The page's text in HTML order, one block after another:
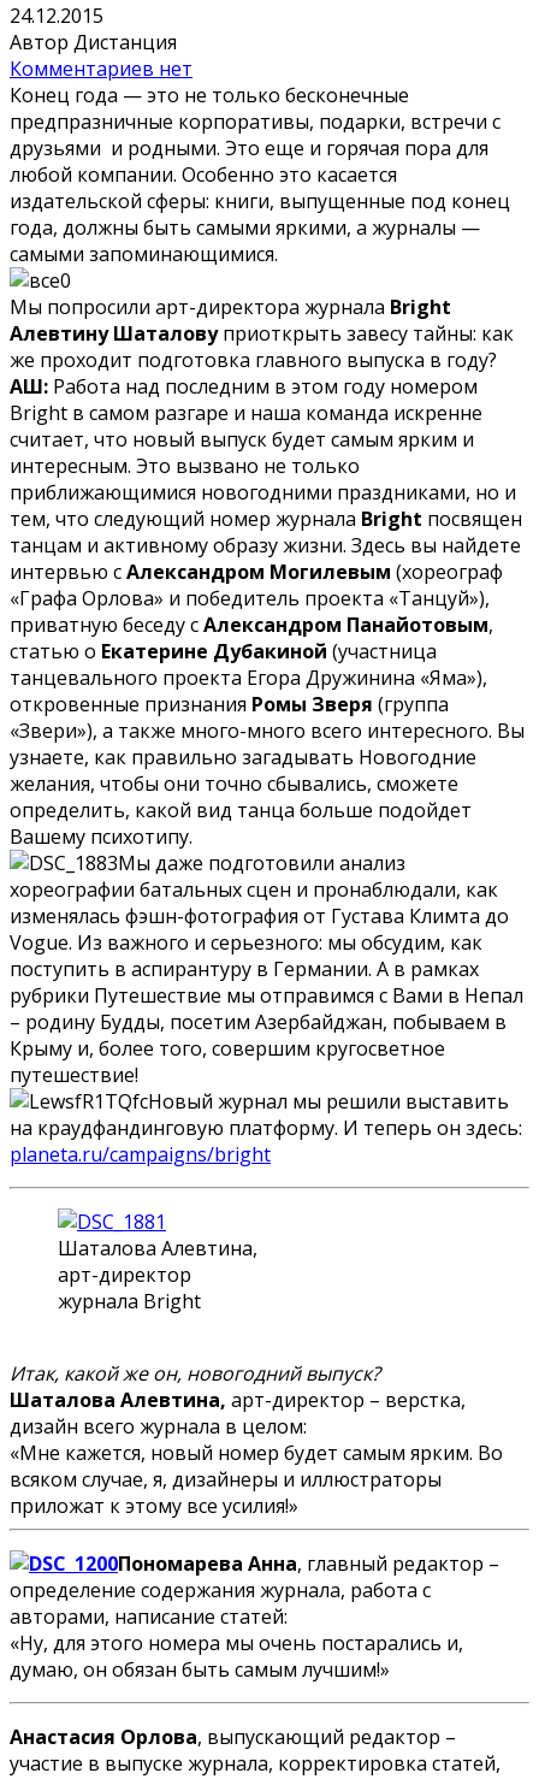
24.12.2015
Автор Дистанция
Комментариев нет
Конец года — это не только бесконечные
предпразничные корпоративы, подарки, встречи с
друзьями и родными. Это еще и горячая пора для
любой компании. Особенно это касается
издательской сферы: книги, выпущенные под конец
года, должны быть самыми яркими, а журналы —
самыми запоминающимися.
Мы попросили арт-директора журнала Bright
Алевтину Шаталовуприоткрыть завесу тайны: как
же проходит подготовка главного выпуска в году?
АШ: Работа над последним в этом году номером
Bright в самом разгаре и наша команда искренне
считает, что новый выпуск будет самым ярким и
интересным. Это вызвано не только
приближающимися новогодними праздниками, но и
тем, что следующий номер журнала Bright посвящен
танцам и активному образу жизни. Здесь вы найдете
интервью сАлександром Могилевым (хореограф
«Графа Орлова» и победитель проекта «Танцуй»),
приватную беседу сАлександром Панайотовым,
статью о Екатерине Дубакиной (участница
танцевального проекта Егора Дружинина «Яма»),
откровенные признания Ромы Зверя (группа
«Звери»), а также много-много всего интересного. Вы
узнаете, как правильно загадывать Новогодние
желания, чтобы они точно сбывались, сможете
определить, какой вид танца больше подойдет
Вашему психотипу.
Мы даже подготовили анализ
хореографии батальных сцен и пронаблюдали, как
изменялась фэшн-фотография от Густава Климта до
Vogue. Из важного и серьезного: мы обсудим, как
поступить в аспирантуру в Германии. А в рамках
рубрики Путешествие мы отправимся с Вами в Непал
– родину Будды, посетим Азербайджан, побываем в
Крыму и, более того, совершим кругосветное
путешествие!
Новый журнал мы решили выставить
на краудфандинговую платформу. И теперь он здесь:
planeta.ru/campaigns/bright
Шаталова Алевтина,
арт-директор
журнала Bright
Итак, какой же он, новогодний выпуск?
Шаталова Алевтина, арт-директор – верстка,
дизайн всего журнала в целом:
«Мне кажется, новый номер будет самым ярким. Во
всяком случае, я, дизайнеры и иллюстраторы
приложат к этому все усилия!»
Пономарева Анна, главный редактор –
определение содержания журнала, работа с
авторами, написание статей:
«Ну, для этого номера мы очень постарались и,
думаю, он обязан быть самым лучшим!»
Анастасия Орлова, выпускающий редактор –
участие в выпуске журнала, корректировка статей,